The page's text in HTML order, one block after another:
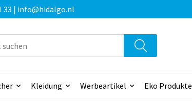
33 | info@hidalgo.nl
Kleidung Werbeartikel Eko Produkte